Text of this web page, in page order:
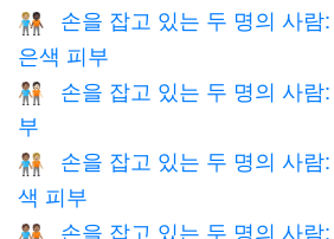
🧑🏼‍🤝‍🧑🏿
손을 잡고 있는 두 명의 사람
은색 피부
🧑🏽‍🤝‍🧑🏻
손을 잡고 있는 두 명의 사람
부
🧑🏽‍🤝‍🧑🏼
손을 잡고 있는 두 명의 사
색 피부
손을 잡고 있는 두 명의 사람